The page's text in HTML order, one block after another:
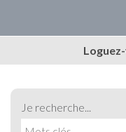
Je recherche...